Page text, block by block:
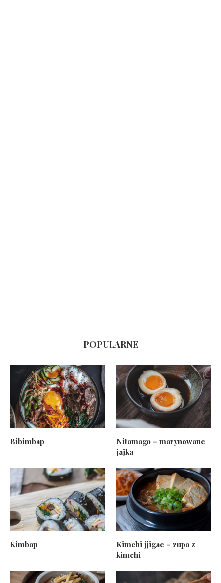
POPULARNE
Bibimbap
Nitamago – marynowane
jajka
Kimbap
Kimchi jjigae – zupa z
kimchi